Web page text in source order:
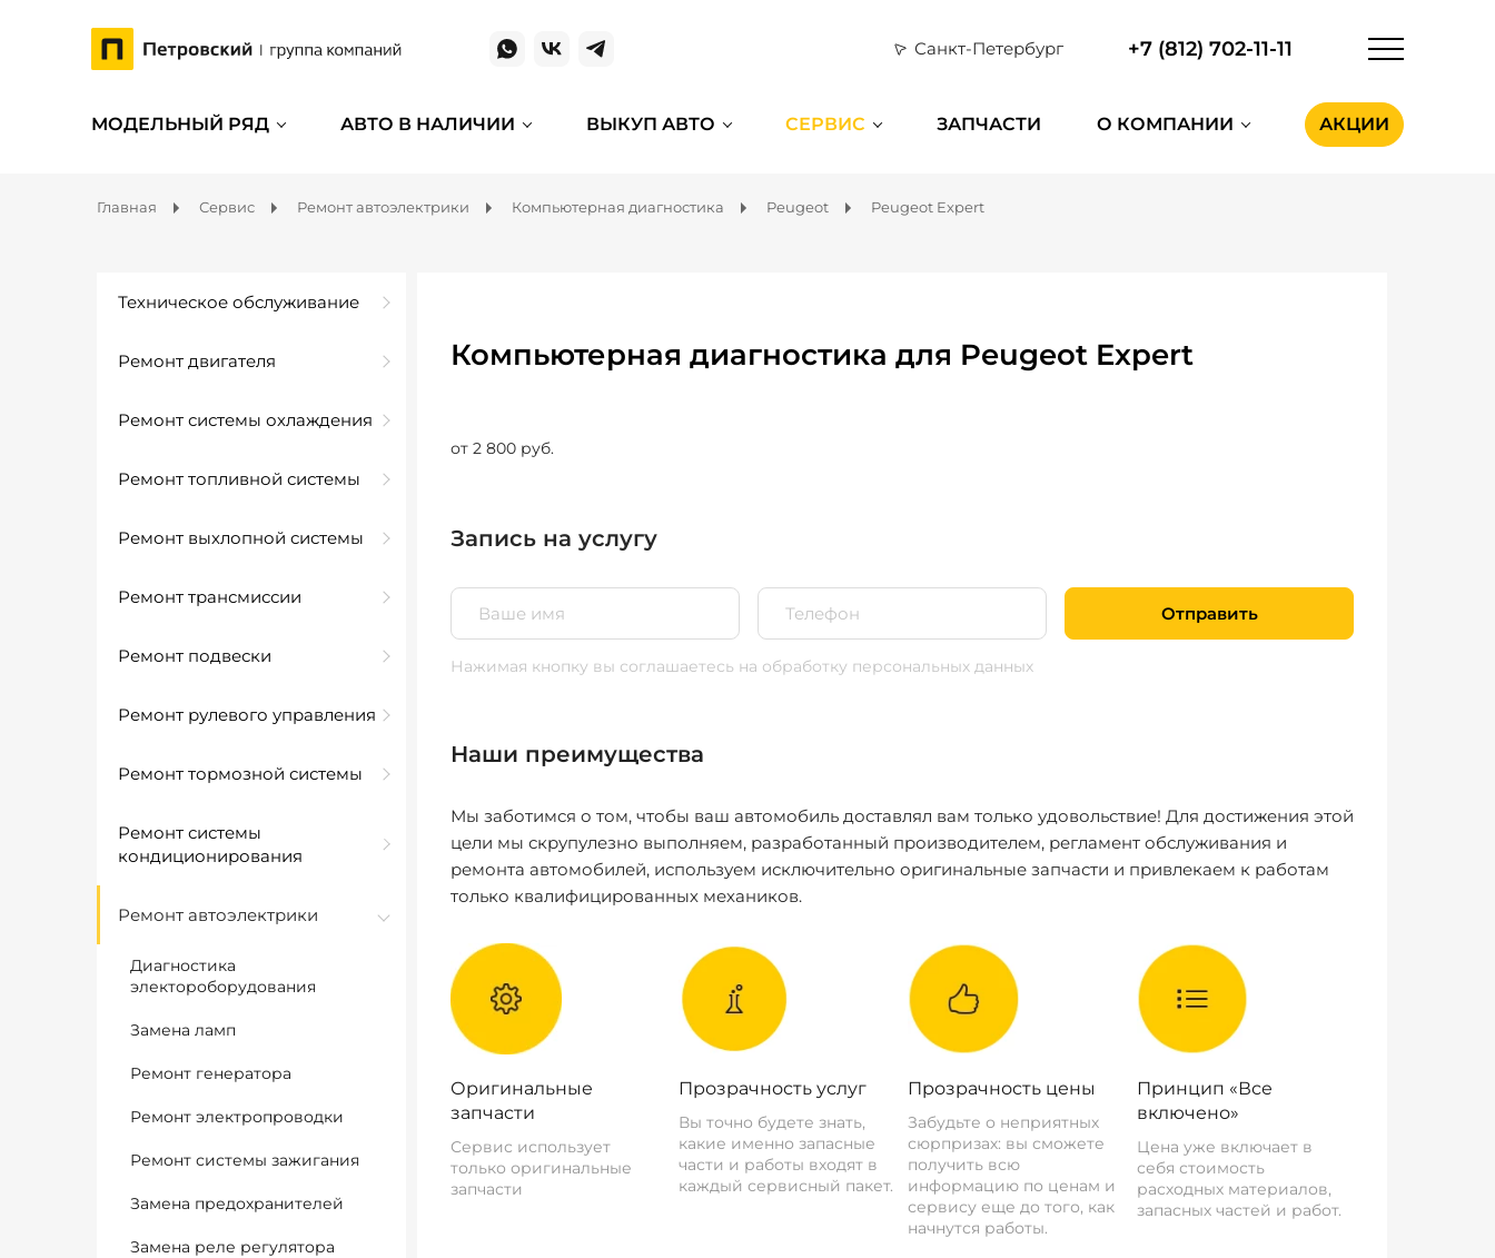
Санкт-Петербург +7 (812) 702-11-11
МОДЕЛЬНЫЙ РЯД АВТО В НАЛИЧИИ ВЫКУП АВТО СЕРВИС ЗАПЧАСТИ О КОМПАНИИ АКЦИИ
Главная Сервис Ремонт автоэлектрики Компьютерная диагностика Peugeot Peugeot Expert
Техническое обслуживание
Ремонт двигателя
Ремонт системы охлаждения
Ремонт топливной системы
Ремонт выхлопной системы
Ремонт трансмиссии
Ремонт подвески
Ремонт рулевого управления
Ремонт тормозной системы
Ремонт системы
кондиционирования
Ремонт автоэлектрики
Диагностика
электороборудования
Замена ламп
Ремонт генератора
Ремонт электропроводки
Ремонт системы зажигания
Замена предохранителей
Замена реле регулятора
Компьютерная диагностика для Peugeot Expert
от 2 800 руб.
Запись на услугу
Отправить
Нажимая кнопку вы соглашаетесь на обработку персональных данных
Наши преимущества
Мы заботимся о том, чтобы ваш автомобиль доставлял вам только удовольствие! Для достижения этой
цели мы скрупулезно выполняем, разработанный производителем, регламент обслуживания и
ремонта автомобилей, используем исключительно оригинальные запчасти и привлекаем к работам
только квалифицированных механиков.
Оригинальные
запчасти
Сервис использует
только оригинальные
запчасти
Прозрачность услуг
Вы точно будете знать,
какие именно запасные
части и работы входят в
каждый сервисный пакет.
Прозрачность цены
Забудьте о неприятных
сюрпризах: вы сможете
получить всю
информацию по ценам и
сервису еще до того, как
начнутся работы.
Принцип «Все
включено»
Цена уже включает в
себя стоимость
расходных материалов,
запасных частей и работ.